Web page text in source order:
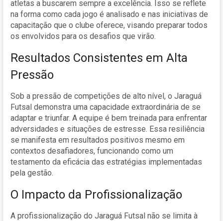
atletas a buscarem sempre a excelência. Isso se reflete
na forma como cada jogo é analisado e nas iniciativas de
capacitação que o clube oferece, visando preparar todos
os envolvidos para os desafios que virão.
Resultados Consistentes em Alta
Pressão
Sob a pressão de competições de alto nível, o Jaraguá
Futsal demonstra uma capacidade extraordinária de se
adaptar e triunfar. A equipe é bem treinada para enfrentar
adversidades e situações de estresse. Essa resiliência
se manifesta em resultados positivos mesmo em
contextos desafiadores, funcionando como um
testamento da eficácia das estratégias implementadas
pela gestão.
O Impacto da Profissionalização
A profissionalização do Jaraguá Futsal não se limita à